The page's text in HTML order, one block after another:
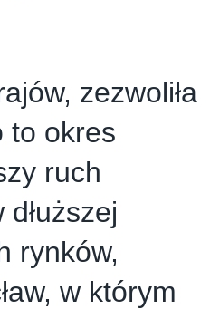
zezwoliła
to okres
ruch
rynków,
w którym